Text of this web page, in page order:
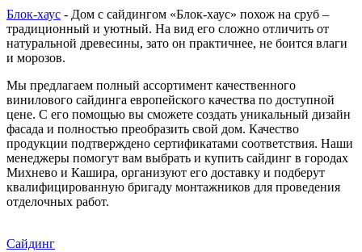
Блок-хаус - Дом с сайдингом «Блок-хаус» похож на сруб –
традиционный и уютный. На вид его сложно отличить от
натуральной древесины, зато он практичнее, не боится влаги
и морозов.
Мы предлагаем полный ассортимент качественного
винилового сайдинга европейского качества по доступной
цене. С его помощью вы сможете создать уникальный дизайн
фасада и полностью преобразить свой дом. Качество
продукции подтверждено сертификатами соответствия. Наши
менеджеры помогут вам выбрать и купить сайдинг в городах
Михнево и Кашира, организуют его доставку и подберут
квалифицированную бригаду монтажников для проведения
отделочных работ.
Сайдинг